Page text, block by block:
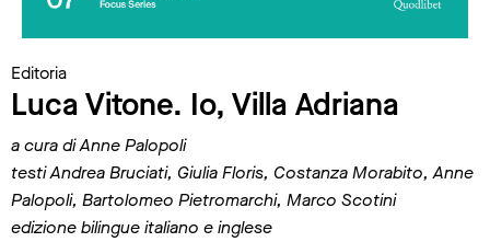
Editoria
Luca Vitone. Io, Villa Adriana
a cura di Anne Palopoli
testi Andrea Bruciati, Giulia Floris, Costanza Morabito, Anne
Palopoli, Bartolomeo Pietromarchi, Marco Scotini
edizione bilingue italiano e inglese